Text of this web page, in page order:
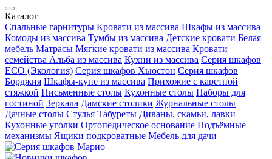
Каталог
Спальные гарнитуры Кровати из массива Шкафы из массива
Комоды из массива Тумбы из массива Детские кровати Белая
мебель Матрасы Мягкие кровати из массива Кровати
семейства Альба из массива Кухни из массива Серия шкафов
ECO (Экология) Серия шкафов Хьюстон Серия шкафов
Борджия Шкафы-купе из массива Прихожие с каретной
стяжкой Письменные столы Кухонные столы Наборы для
гостиной Зеркала Дамские столики Журнальные столы
Дачные столы Стулья Табуреты Диваны, скамьи, лавки
Кухонные уголки Ортопедическое основание Подъёмные
механизмы Ящики подкроватные Мебель для дачи